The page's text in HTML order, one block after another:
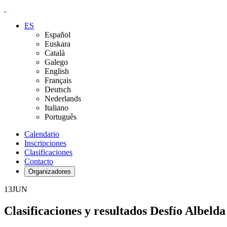
ES
Español
Euskara
Català
Galego
English
Français
Deutsch
Nederlands
Italiano
Português
Calendario
Inscripciones
Clasificaciones
Contacto
Organizadores
13JUN
Clasificaciones y resultados Desfío Albelda